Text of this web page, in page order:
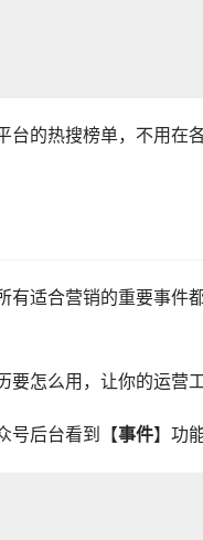
台的热搜榜单，不用在
有适合营销的重要事件
怎么用，让你的运营
号后台看到【事件】功